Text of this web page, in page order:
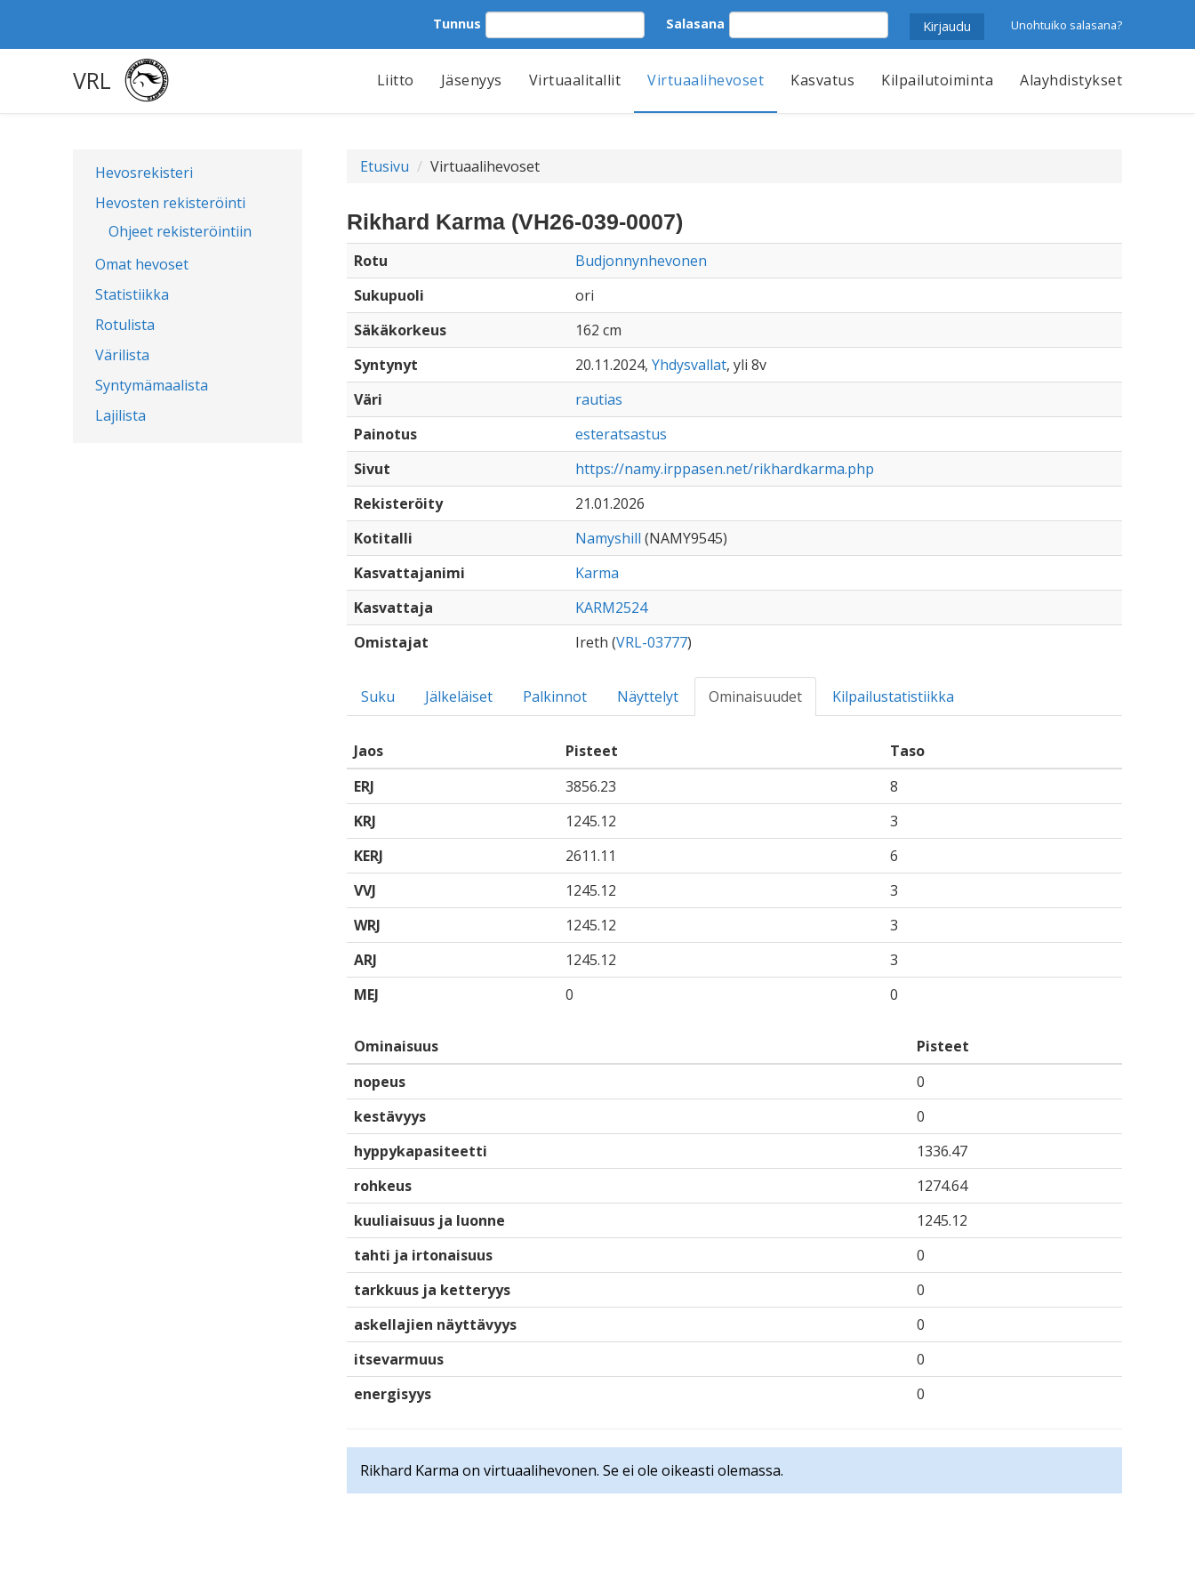
Tunnus Salasana Unohtuiko salasana?
VRL Liitto Jäsenyys Virtuaalitallit Virtuaalihevoset Kasvatus Kilpailutoiminta Alayhdistykset
Hevosrekisteri
Hevosten rekisteröinti
Ohjeet rekisteröintiin
Omat hevoset
Statistiikka
Rotulista
Värilista
Syntymämaalista
Lajilista
Etusivu Virtuaalihevoset
Rikhard Karma (VH26-039-0007)
Rotu
Budjonnynhevonen
Sukupuoli
ori
Säkäkorkeus
162 cm
Syntynyt
20.11.2024, Yhdysvallat, yli 8v
Väri
rautias
Painotus
esteratsastus
Sivut
https://namy.irppasen.net/rikhardkarma.php
Rekisteröity
21.01.2026
Kotitalli
Namyshill (NAMY9545)
Kasvattajanimi
Karma
Kasvattaja
KARM2524
Omistajat
Ireth (VRL-03777)
Suku Jälkeläiset Palkinnot Näyttelyt Ominaisuudet Kilpailustatistiikka
Jaos Pisteet
Taso
ERJ
3856.23
8
KRJ
1245.12
3
KERJ
2611.11
6
VVJ
1245.12
3
WRJ
1245.12
3
ARJ
1245.12
3
MEJ
0 0
Ominaisuus
Pisteet
nopeus
0
kestävyys
0
hyppykapasiteetti
1336.47
rohkeus
1274.64
kuuliaisuus ja luonne
1245.12
tahti ja irtonaisuus
0
tarkkuus ja ketteryys
0
askellajien näyttävyys
0
itsevarmuus
0
energisyys
0
Rikhard Karma on virtuaalihevonen. Se ei ole oikeasti olemassa.